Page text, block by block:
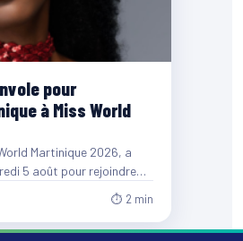
pour
à Miss World
Martinique 2026, a
5 août pour rejoindre
⏱ 2 min